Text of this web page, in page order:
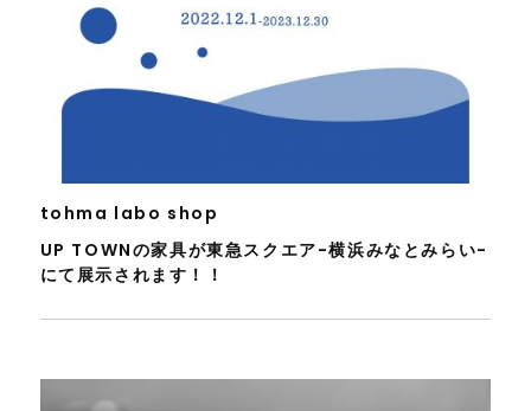
tohma labo shop
UP TOWNの家具が東急スクエア-横浜みなとみらい-
にて展示されます！！